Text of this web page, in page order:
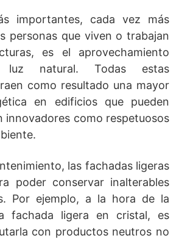
importantes, cada vez más
personas que viven o trabajan
es el aprovechamiento
natural. Todas estas
como resultado una mayor
en edificios que pueden
innovadores como respetuosos
las fachadas ligeras
poder conservar inalterables
Por ejemplo, a la hora de la
fachada ligera en cristal, es
con productos neutros no